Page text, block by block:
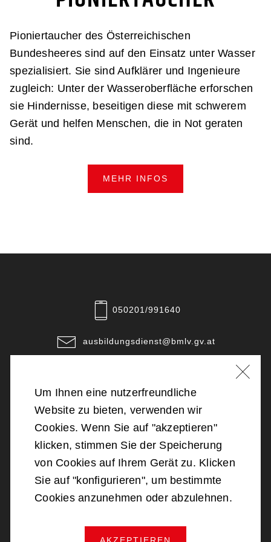
Pionier­taucher des Österreichischen
Bundesheeres sind auf den Einsatz unter Wasser
spezialisiert. Sie sind Aufklärer und Ingenieure
zugleich: Unter der Wasser­oberfläche erforschen
sie Hindernisse, beseitigen diese mit schwerem
Gerät und helfen Menschen, die in Not geraten
sind.
MEHR INFOS
050201/991640
ausbildungsdienst@bmlv.gv.at
2026 Bundesministerium für Landesverteidigung
Datenschutz
Um Ihnen eine nutzerfreundliche
Website zu bieten, verwenden wir
Cookies. Wenn Sie auf "akzeptieren"
klicken, stimmen Sie der Speicherung
von Cookies auf Ihrem Gerät zu. Klicken
Sie auf "konfigurieren", um bestimmte
Cookies anzunehmen oder abzulehnen.